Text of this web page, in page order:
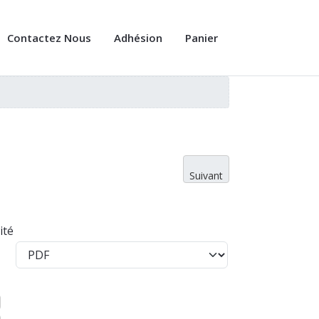
Contactez Nous Adhésion Panier
Suivant